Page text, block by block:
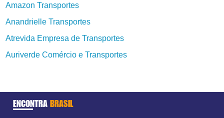
Amazon Transportes
Anandrielle Transportes
Atrevida Empresa de Transportes
Auriverde Comércio e Transportes
ENCONTRA BRASIL